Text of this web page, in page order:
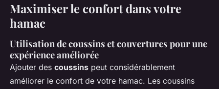
Maximiser le confort dans votre
hamac
Utilisation de coussins et couvertures pour une
expérience améliorée
Ajouter des coussins peut considérablement
améliorer le confort de votre hamac. Les coussins